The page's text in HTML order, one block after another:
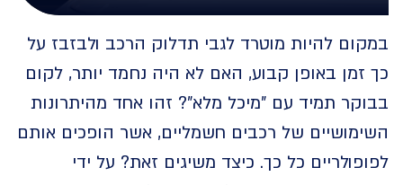
להיות מוטרד לגבי תדלוק הרכב ולבזבז על
באופן קבוע, האם לא היה נחמד יותר, לקום
תמיד עם "מיכל מלא"? זהו אחד מהיתרונות
של רכבים חשמליים, אשר הופכים אותם
כל כך. כיצד משיגים זאת? על ידי